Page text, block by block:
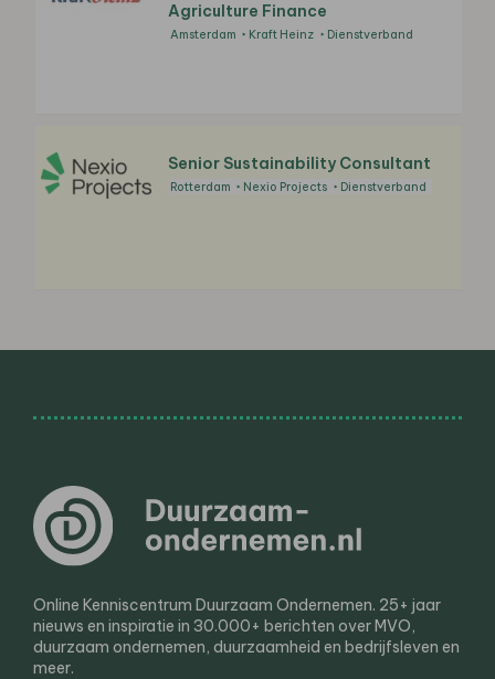
Agriculture Finance
Amsterdam Kraft Heinz Dienstverband
Senior Sustainability Consultant
Rotterdam Nexio Projects Dienstverband
Online Kenniscentrum Duurzaam Ondernemen. 25+ jaar
nieuws en inspiratie in 30.000+ berichten over MVO,
duurzaam ondernemen, duurzaamheid en bedrijfsleven en
meer.